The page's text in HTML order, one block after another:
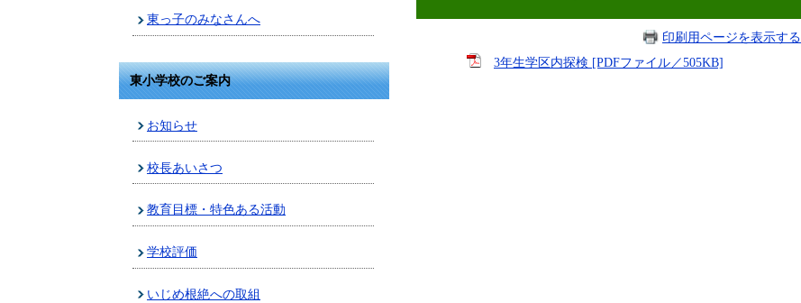
東っ子のみなさんへ
東小学校のご案内
お知らせ
校長あいさつ
教育目標・特色ある活動
学校評価
いじめ根絶への取組
印刷用ページを表示する
3年生学区内探検 [PDFファイル／505KB]